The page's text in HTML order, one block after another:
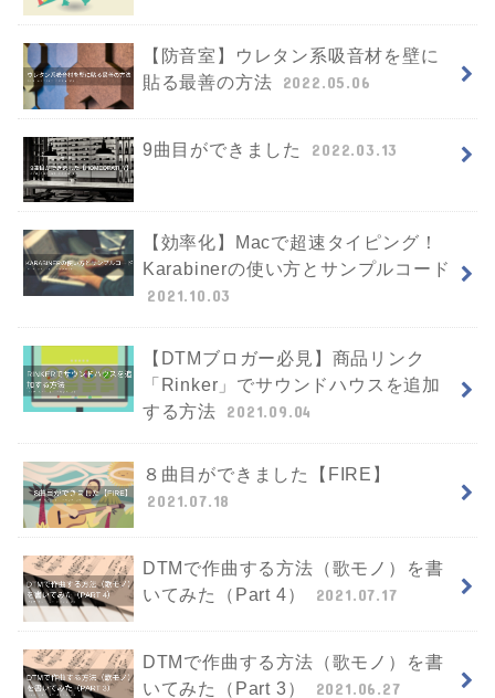
【防音室】ウレタン系吸音材を壁に
貼る最善の方法
2022.05.06
9曲目ができました 2022.03.13
【効率化】Macで超速タイピング！
Karabinerの使い方とサンプルコード
2021.10.03
【DTMブロガー必見】商品リンク
「Rinker」でサウンドハウスを追加
する方法
2021.09.04
８曲目ができました【FIRE】
2021.07.18
DTMで作曲する方法（歌モノ）を書
いてみた（Part 4）
2021.07.17
DTMで作曲する方法（歌モノ）を書
いてみた（Part 3）
2021.06.27